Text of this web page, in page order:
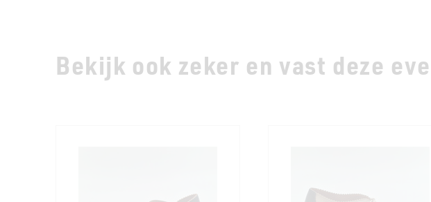
Bekijk ook zeker en vast deze